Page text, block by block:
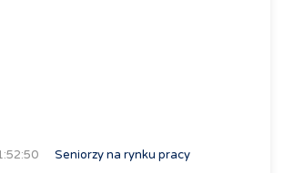
Seniorzy na rynku pracy